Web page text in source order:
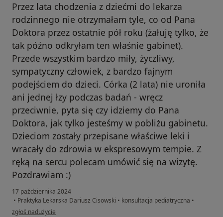
Przez lata chodzenia z dziećmi do lekarza
rodzinnego nie otrzymałam tyle, co od Pana
Doktora przez ostatnie pół roku (żałuję tylko, że
tak późno odkryłam ten właśnie gabinet).
Przede wszystkim bardzo miły, życzliwy,
sympatyczny człowiek, z bardzo fajnym
podejściem do dzieci. Córka (2 lata) nie uroniła
ani jednej łzy podczas badań - wręcz
przeciwnie, pyta się czy idziemy do Pana
Doktora, jak tylko jesteśmy w pobliżu gabinetu.
Dzieciom zostały przepisane właściwe leki i
wracały do zdrowia w ekspresowym tempie. Z
ręką na sercu polecam umówić się na wizytę.
Pozdrawiam :)
17 października 2024
• Praktyka Lekarska Dariusz Cisowski • konsultacja pediatryczna •
w opinii użytkownika MK
zgłoś nadużycie